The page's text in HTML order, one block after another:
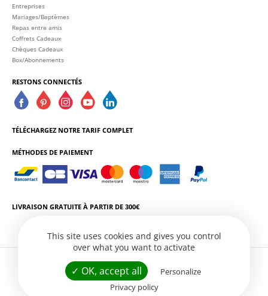
Entreprises
Mariages/Baptèmes
Repas entre amis
Coffrets Cadeaux
Chèques Cadeaux
Box/Abonnements
RESTONS CONNECTÉS
TÉLÉCHARGEZ NOTRE TARIF COMPLET
MÉTHODES DE PAIEMENT
LIVRAISON GRATUITE À PARTIR DE 300€
L'ABUS D'ALCOOL EST DANGEREUX POUR LA SANTÉ. CONSOMMEZ AVEC
MODÉRATION.
Conditions Générales de Vente
Politique de Confidentialité
This site uses cookies and gives you control
over what you want to activate
✓ OK, accept all
Personalize
Privacy policy